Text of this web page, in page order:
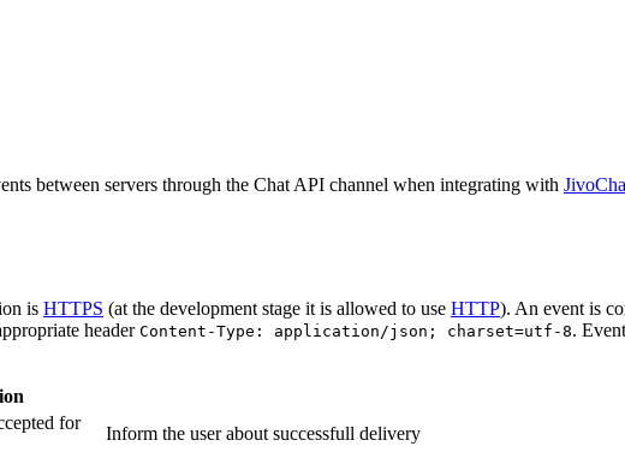
between servers through the Chat API channel when integrating with
is HTTPS (at the development stage it is allowed to use HTTP). An event is
headerContent-Type: application/json; charset=utf-8.
for
Inform the user about successfull delivery